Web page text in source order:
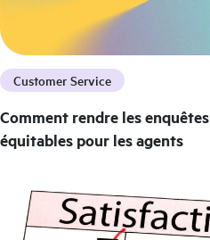
Customer Service
Comment rendre les
équitables pour les agents